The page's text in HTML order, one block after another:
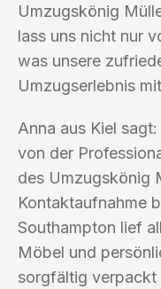
Umzugskönig
lass uns nicht nur
was unsere
Umzugserlebnis
Anna aus Kiel
von der
des Umzugskönig
Kontaktaufnahme
Southampton lief
Möbel und
sorgfältig verpackt